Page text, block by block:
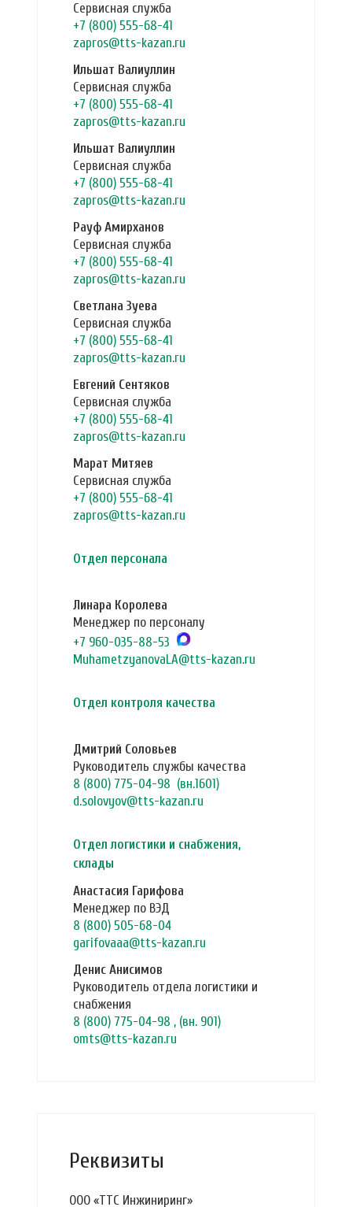
Сервисная служба
+7 (800) 555-68-41
zapros@tts-kazan.ru
Ильшат Валиуллин
Сервисная служба
+7 (800) 555-68-41
zapros@tts-kazan.ru
Ильшат Валиуллин
Сервисная служба
+7 (800) 555-68-41
zapros@tts-kazan.ru
Рауф Амирханов
Сервисная служба
+7 (800) 555-68-41
zapros@tts-kazan.ru
Светлана Зуева
Сервисная служба
+7 (800) 555-68-41
zapros@tts-kazan.ru
Евгений Сентяков
Сервисная служба
+7 (800) 555-68-41
zapros@tts-kazan.ru
Марат Митяев
Сервисная служба
+7 (800) 555-68-41
zapros@tts-kazan.ru
Отдел персонала
Линара Королева
Менеджер по персоналу
+7 960-035-88-53
MuhametzyanovaLA@tts-kazan.ru
Отдел контроля качества
Дмитрий Соловьев
Руководитель службы качества
8 (800) 775-04-98 (вн.1601)
d.solovyov@tts-kazan.ru
Отдел логистики и снабжения,
склады
Анастасия Гарифова
Менеджер по ВЭД
8 (800) 505-68-04
garifovaaa@tts-kazan.ru
Денис Анисимов
Руководитель отдела логистики и
снабжения
8 (800) 775-04-98 , (вн. 901)
omts@tts-kazan.ru
Реквизиты
ООО «ТТС Инжиниринг»